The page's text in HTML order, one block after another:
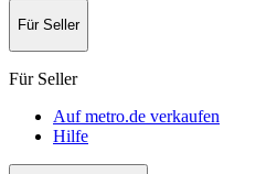
Für Seller
Für Seller
Auf metro.de verkaufen
Hilfe